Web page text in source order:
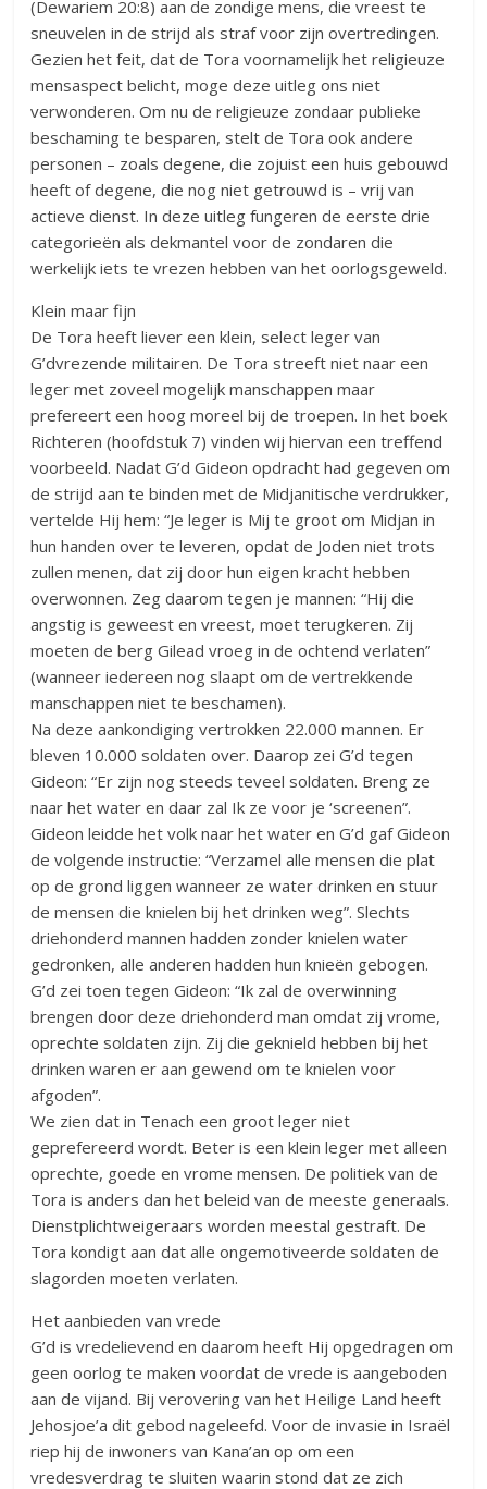
(Dewariem 20:8) aan de zondige mens, die vreest te
sneuvelen in de strijd als straf voor zijn overtredingen.
Gezien het feit, dat de Tora voornamelijk het religieuze
mensaspect belicht, moge deze uitleg ons niet
verwonderen. Om nu de religieuze zondaar publieke
beschaming te besparen, stelt de Tora ook andere
personen – zoals degene, die zojuist een huis gebouwd
heeft of degene, die nog niet getrouwd is – vrij van
actieve dienst. In deze uitleg fungeren de eerste drie
categorieën als dekmantel voor de zondaren die
werkelijk iets te vrezen hebben van het oorlogsgeweld.
Klein maar fijn
De Tora heeft liever een klein, select leger van
G’dvrezende militairen. De Tora streeft niet naar een
leger met zoveel mogelijk manschappen maar
prefereert een hoog moreel bij de troepen. In het boek
Richteren (hoofdstuk 7) vinden wij hiervan een treffend
voorbeeld. Nadat G’d Gideon opdracht had gegeven om
de strijd aan te binden met de Midjanitische verdrukker,
vertelde Hij hem: “Je leger is Mij te groot om Midjan in
hun handen over te leveren, opdat de Joden niet trots
zullen menen, dat zij door hun eigen kracht hebben
overwonnen. Zeg daarom tegen je mannen: “Hij die
angstig is geweest en vreest, moet terugkeren. Zij
moeten de berg Gilead vroeg in de ochtend verlaten”
(wanneer iedereen nog slaapt om de vertrekkende
manschappen niet te beschamen).
Na deze aankondiging vertrokken 22.000 mannen. Er
bleven 10.000 soldaten over. Daarop zei G’d tegen
Gideon: “Er zijn nog steeds teveel soldaten. Breng ze
naar het water en daar zal Ik ze voor je ‘screenen”.
Gideon leidde het volk naar het water en G’d gaf Gideon
de volgende instructie: “Verzamel alle mensen die plat
op de grond liggen wanneer ze water drinken en stuur
de mensen die knielen bij het drinken weg”. Slechts
driehonderd mannen hadden zonder knielen water
gedronken, alle anderen hadden hun knieën gebogen.
G’d zei toen tegen Gideon: “Ik zal de overwinning
brengen door deze driehonderd man omdat zij vrome,
oprechte soldaten zijn. Zij die geknield hebben bij het
drinken waren er aan gewend om te knielen voor
afgoden”.
We zien dat in Tenach een groot leger niet
geprefereerd wordt. Beter is een klein leger met alleen
oprechte, goede en vrome mensen. De politiek van de
Tora is anders dan het beleid van de meeste generaals.
Dienstplichtweigeraars worden meestal gestraft. De
Tora kondigt aan dat alle ongemotiveerde soldaten de
slagorden moeten verlaten.
Het aanbieden van vrede
G’d is vredelievend en daarom heeft Hij opgedragen om
geen oorlog te maken voordat de vrede is aangeboden
aan de vijand. Bij verovering van het Heilige Land heeft
Jehosjoe’a dit gebod nageleefd. Voor de invasie in Israël
riep hij de inwoners van Kana’an op om een
vredesverdrag te sluiten waarin stond dat ze zich